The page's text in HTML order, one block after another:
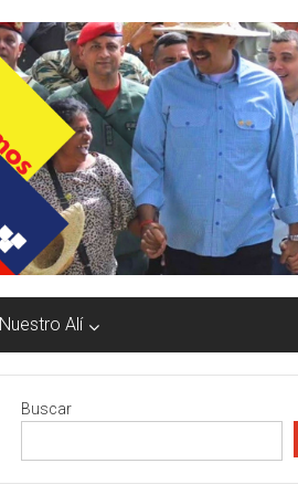
Nuestro Alí
Buscar